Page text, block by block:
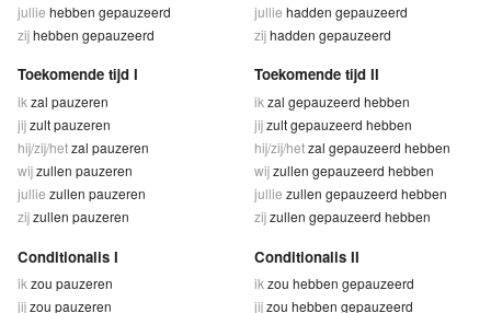
jullie hebben gepauzeerd
zijhebben gepauzeerd
jullie hadden gepauzeerd
zijhadden gepauzeerd
Toekomende tijd I
ik zal pauzeren
jijzult pauzeren
hij/zij/hetzal pauzeren
wijzullen pauzeren
jullie zullen pauzeren
zijzullen pauzeren
Toekomende tijd II
ik zal gepauzeerd hebben
jijzult gepauzeerd hebben
hij/zij/hetzal gepauzeerd hebben
wijzullen gepauzeerd hebben
jullie zullen gepauzeerd hebben
zijzullen gepauzeerd hebben
Conditionalis I
ik zou pauzeren
jijzou pauzeren
Conditionalis II
ik zou hebben gepauzeerd
jijzou hebben gepauzeerd